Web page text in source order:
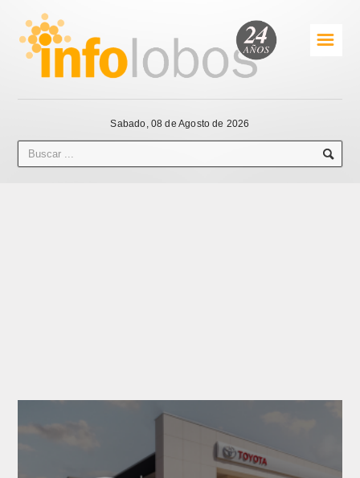
☰
Sabado, 08 de Agosto de 2026